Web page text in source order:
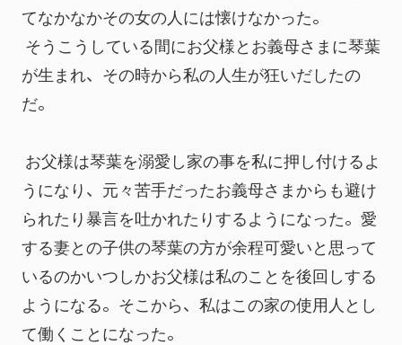
てなかなかその女の人には懐けなかった。
そうこうしている間にお父様とお義母さまに琴葉
が生まれ、その時から私の人生が狂いだしたの
だ。
お父様は琴葉を溺愛し家の事を私に押し付けるよ
うになり、元々苦手だったお義母さまからも避け
られたり暴言を吐かれたりするようになった。愛
する妻との子供の琴葉の方が余程可愛いと思って
いるのかいつしかお父様は私のことを後回しする
ようになる。そこから、私はこの家の使用人とし
て働くことになった。